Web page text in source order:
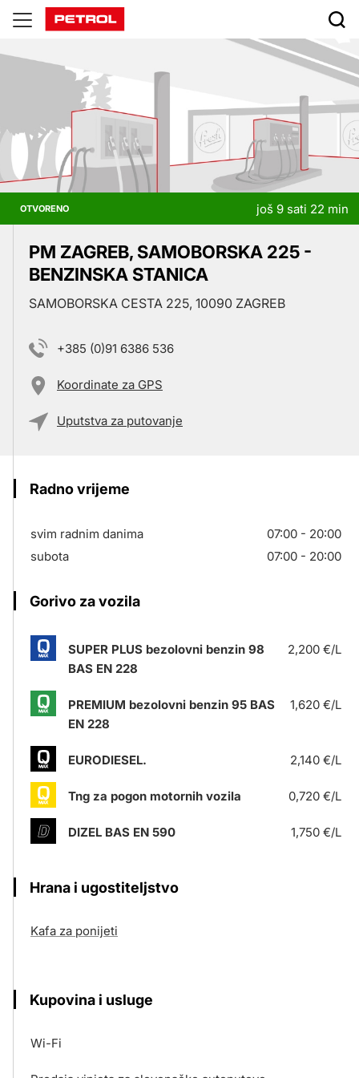
Prodajna
mjesta
OTVORENO još 9 sati 22 min
PM ZAGREB, SAMOBORSKA 225 -
BENZINSKA STANICA
SAMOBORSKA CESTA 225, 10090 ZAGREB
+385 (0)91 6386 536
Koordinate za GPS
Uputstva za putovanje
Radno vrijeme
svim radnim danima
07:00 - 20:00
subota
07:00 - 20:00
Gorivo za vozila
SUPER PLUS bezolovni benzin 98
BAS EN 228
2,200 €/L
PREMIUM bezolovni benzin 95 BAS
EN 228
1,620 €/L
EURODIESEL. 2,140 €/L
Tng za pogon motornih vozila 0,720 €/L
DIZEL BAS EN 590 1,750 €/L
Hrana i ugostiteljstvo
Kafa za ponijeti
Kupovina i usluge
Wi-Fi